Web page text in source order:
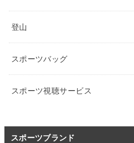
登山
スポーツバッグ
スポーツ視聴サービス
スポーツブランド